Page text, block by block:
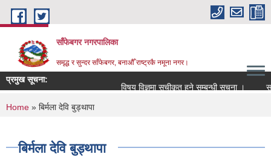
Skip to main content
साँफेबगर नगरपालिका
समृद्ध र सुन्दर साँफेबगर, बनाऔँ राष्ट्रकै नमूना नगर।
प्रमुख सूचना:
विषय विज्ञमा सुचीकृत हुने सम्बन्धी सूचना ।
You are here
Home » बिर्मला देवि बुड्थापा
बिर्मला देवि बुड्थापा